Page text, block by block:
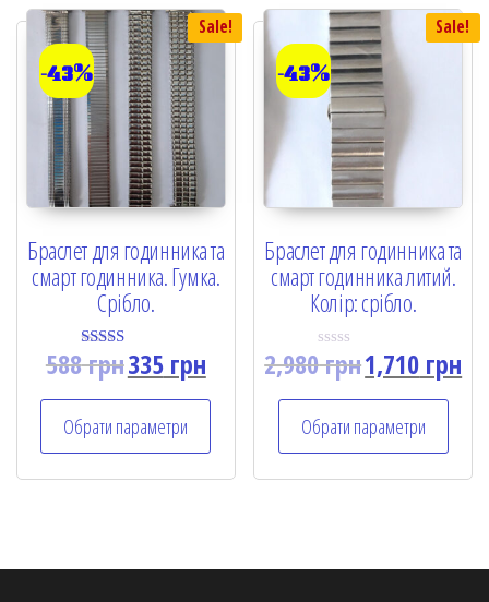
5
Sale!
-43%
Браслет для годинника та
смарт годинника. Гумка.
Срібло.
Rated
5.00
588грн335грн
Обрати параметри
Sale!
-43%
Браслет для годинника та
смарт годинника литий.
Колір: срібло.
R
d
0
o
u
2,980грн1,710 грн
Обрати параметри